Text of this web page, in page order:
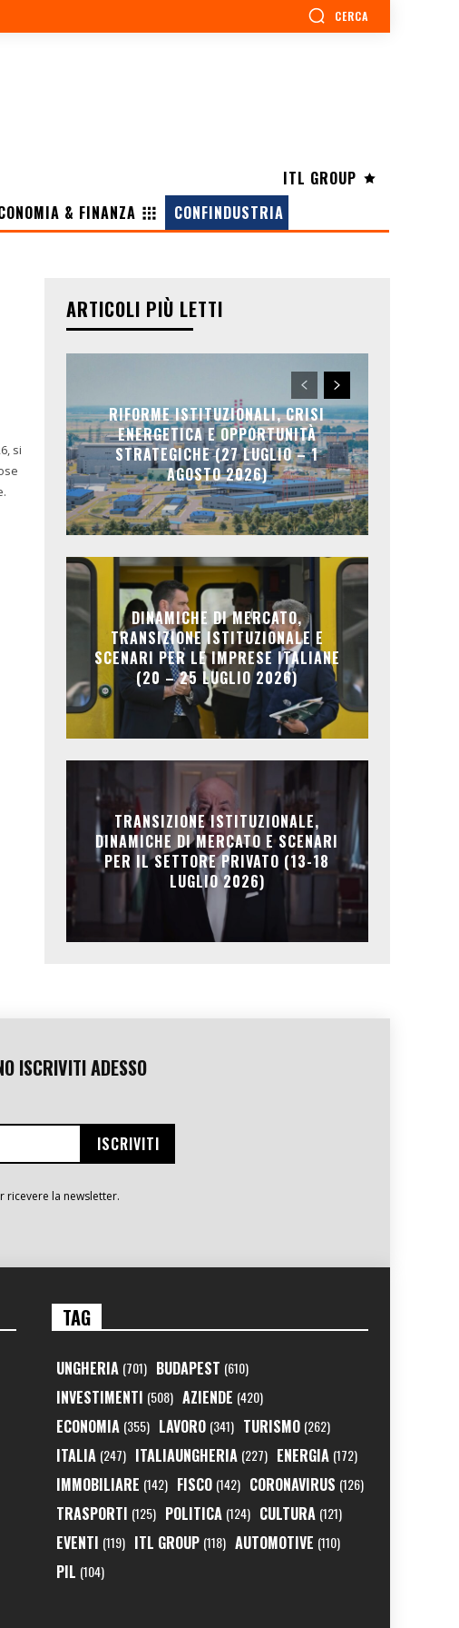
CERCA
ITL GROUP
& FINANZA CONFINDUSTRIA
ARTICOLI PIÙ LETTI
RIFORME ISTITUZIONALI, CRISI
ENERGETICA E OPPORTUNITÀ
STRATEGICHE (27 LUGLIO – 1
AGOSTO 2026)
DINAMICHE DI MERCATO,
TRANSIZIONE ISTITUZIONALE E
SCENARI PER LE IMPRESE ITALIANE
(20 – 25 LUGLIO 2026)
TRANSIZIONE ISTITUZIONALE,
DINAMICHE DI MERCATO E SCENARI
PER IL SETTORE PRIVATO (13-18
LUGLIO 2026)
ISCRIVITI ADESSO
ricevere la newsletter.
TAG
UNGHERIA (701) BUDAPEST (610)
INVESTIMENTI (508) AZIENDE (420)
ECONOMIA (355) LAVORO (341) TURISMO (262)
ITALIA (247) ITALIAUNGHERIA (227) ENERGIA (172)
IMMOBILIARE (142) FISCO (142) CORONAVIRUS (126)
TRASPORTI (125) POLITICA (124) CULTURA (121)
EVENTI (119) ITL GROUP (118) AUTOMOTIVE (110)
PIL (104)